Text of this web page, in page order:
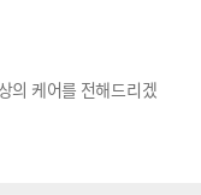
의 케어를 전해드리겠